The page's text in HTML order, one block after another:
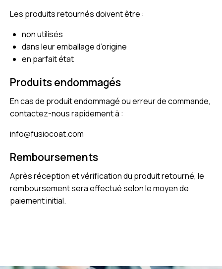
Les produits retournés doivent être :
non utilisés
dans leur emballage d’origine
en parfait état
Produits endommagés
En cas de produit endommagé ou erreur de commande,
contactez-nous rapidement à :
info@fusiocoat.com
Remboursements
Après réception et vérification du produit retourné, le
remboursement sera effectué selon le moyen de
paiement initial.